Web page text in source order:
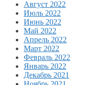
Август 2022
Июль 2022
Июнь 2022
Май 2022
Апрель 2022
Март 2022
Февраль 2022
Январь 2022
Декабрь 2021